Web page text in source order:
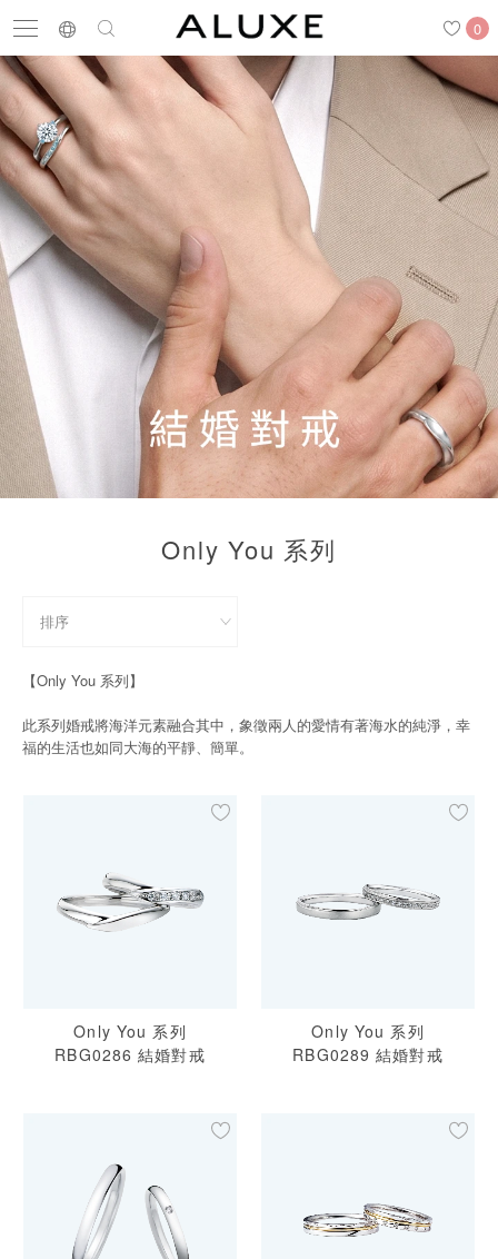
0
求婚鑽戒 嚴選鑽石
最新消息 門市一覽 預約來店
求婚鑽戒
結婚戒指
黃金金飾
關於ALUXE
嚴選鑽石
預約來店
Only You 系列
【Only You 系列】
此系列婚戒將海洋元素融合其中，象徵兩人的愛情有著海水的純淨，幸
福的生活也如同大海的平靜、簡單。
Only You 系列
RBG0286 結婚對戒
Only You 系列
RBG0289 結婚對戒